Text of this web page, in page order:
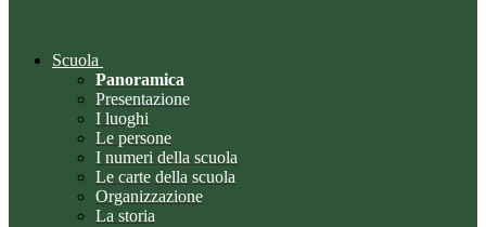
Scuola
Panoramica
Presentazione
I luoghi
Le persone
I numeri della scuola
Le carte della scuola
Organizzazione
La storia